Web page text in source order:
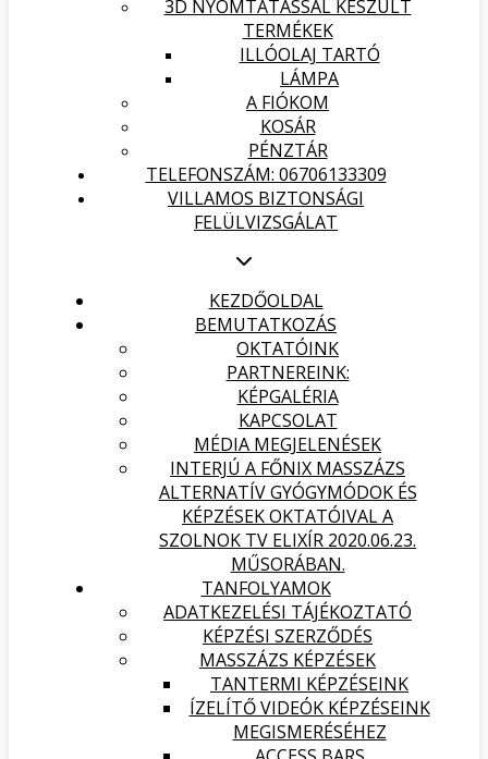
3D NYOMTATÁSSAL KÉSZÜLT
TERMÉKEK
ILLÓOLAJ TARTÓ
LÁMPA
A FIÓKOM
KOSÁR
PÉNZTÁR
TELEFONSZÁM: 06706133309
VILLAMOS BIZTONSÁGI
FELÜLVIZSGÁLAT
KEZDŐOLDAL
BEMUTATKOZÁS
OKTATÓINK
PARTNEREINK:
KÉPGALÉRIA
KAPCSOLAT
MÉDIA MEGJELENÉSEK
INTERJÚ A FŐNIX MASSZÁZS
ALTERNATÍV GYÓGYMÓDOK ÉS
KÉPZÉSEK OKTATÓIVAL A
SZOLNOK TV ELIXÍR 2020.06.23.
MŰSORÁBAN.
TANFOLYAMOK
ADATKEZELÉSI TÁJÉKOZTATÓ
KÉPZÉSI SZERZŐDÉS
MASSZÁZS KÉPZÉSEK
TANTERMI KÉPZÉSEINK
ÍZELÍTŐ VIDEÓK KÉPZÉSEINK
MEGISMERÉSÉHEZ